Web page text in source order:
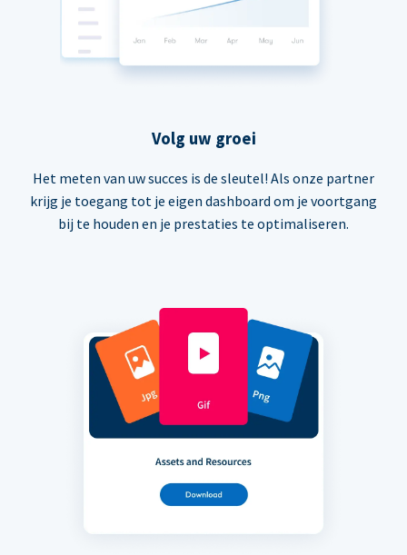
Volg uw groei
Het meten van uw succes is de sleutel! Als onze partner
krijg je toegang tot je eigen dashboard om je voortgang
bij te houden en je prestaties te optimaliseren.